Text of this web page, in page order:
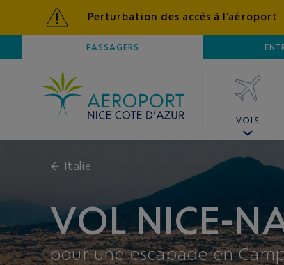
Perturbation des accès à l'aéroport
PASSAGERS
AÉROPORTNICE CÔTE D'AZUR
VOLS
← Italie
VOL NICE-
pour une escapade en